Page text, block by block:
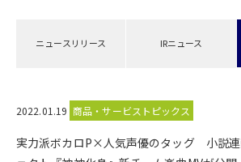
ニュースリリース IRニュース
2022.01.19 商品・サービストピックス
実力派ボカロP×人気声優のタッグ 小説連